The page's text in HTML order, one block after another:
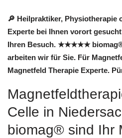
🔎 Heilpraktiker, Physiotherapie
Experte bei Ihnen vorort
Ihren Besuch. ★★★★★
arbeiten wir für Sie. Für
Magnetfeld Therapie Experte.
Celle in
biomag® sind Ihr